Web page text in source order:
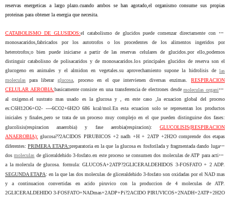
reservas energeticas a largo plazo.cuando ambos se han agotado,el organismo consume sus propias
proteinas para obtener la energia que necesita.
CATABOLISMO DE GLUSIDOS:el catabolismo de glucidos puede comenzar directamente con los
monosacaridos,fabricados por los autotrofos o los procedentes de los alimentos ingeridos por
heterotrofos;o bien puede iniciarse a partir de las reservas celulares de glucidos.por ello,podemos
distinguir catabolisno de polisacaridos y de monosacaridos.los principales glucidos de reserva son el
glucogeno en animales y el almidon en vegetales.su aprovechamiento supone la hidrolisis de las
moleculas para liberar glucosa , proceso en el que intervienen diversas enzimas. RESPIRACION
CELULAR AEROBIA:basicamente consiste en una transferencia de electrones desdemoleculas organicas
al oxigeno.el sustrato mas usado es la glucosa y , en este caso ,la ecuacion global del proceso
es:C6H12O6+O2- ----6CO2+6H2O 686 kcal/mol.En esta ecuacion solo se representan los productos
iniciales y finales,pero se trata de un proceso muy complejo en el que pueden distinguirse dos fases:
glucolisis(respiracion anaerobia) y fase aerobia(respiracion): GLUCOLISIS(RESPIRACION
ANAEROBIA): glucosa??2ACIDOS PIRUBICOS +2 nadh +H + 2ATP +2H2O comprende dos etapas
diferentes:PRIMERA ETAPA:preparatoria en la que la glucosa es fosforilada y fragmentada dando lugar a
dosmoleculas de gliceraldehido 3-fosfato.en este proceso se consumen dos moleculas de ATP para activar
a la molecula de glucosa. formula: GLUCOSA+2ATP?2GLICERALDEHIDOS 3-FOSFATO + 2 ADP.
SEGUNDA ETAPA: en la que las dos moleculas de gliceraldehido 3-fosfato son oxidadas por el NAD mas
y a continuacion convertidas en acido piruvico con la produccion de 4 moleculas de ATP.
2GLICERALDEHIDO 3-FOSFATO+NADmas+2ADP+Pi?2ACIDO PIRUVICOS+2NADH+2ATP+2H2O